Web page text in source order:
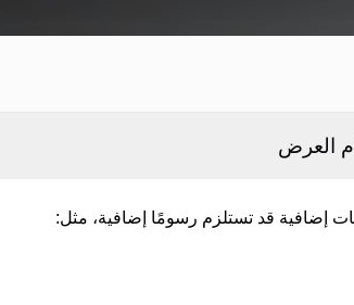
العرض
إضافية قد تستلزم رسومًا إضافية، مثل: